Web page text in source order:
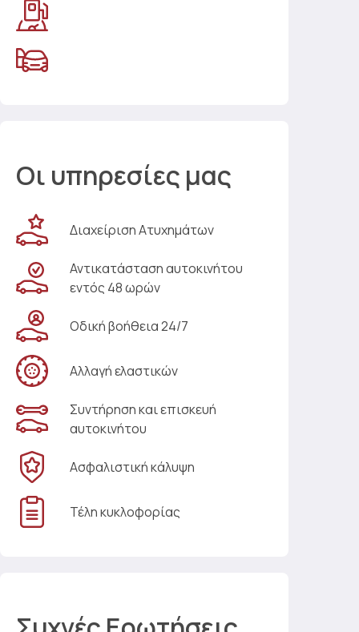
Οι υπηρεσίες μας
Διαχείριση Ατυχημάτων
Αντικατάσταση αυτοκινήτου
εντός 48 ωρών
Οδική βοήθεια 24/7
Αλλαγή ελαστικών
Συντήρηση και επισκευή
αυτοκινήτου
Ασφαλιστική κάλυψη
Τέλη κυκλοφορίας